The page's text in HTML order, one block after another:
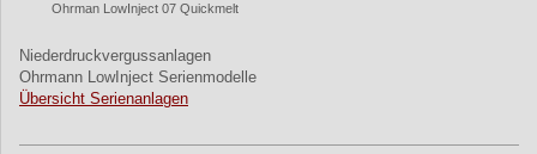
Ohrman LowInject 07 Quickmelt
Niederdruckvergussanlagen
Ohrmann LowInject Serienmodelle
Übersicht Serienanlagen